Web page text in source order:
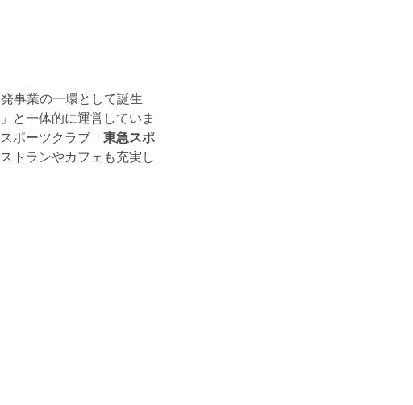
事業の一環として誕生
と一体的に運営していま
スポーツクラブ「東急スポ
トランやカフェも充実し